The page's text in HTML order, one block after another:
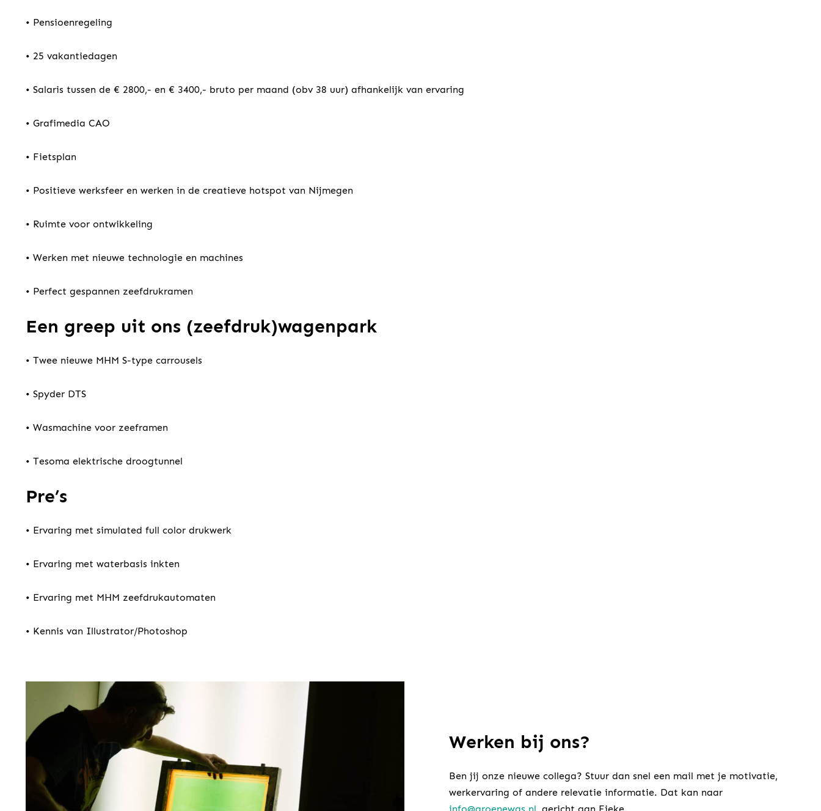
• Pensioenregeling
• 25 vakantiedagen
• Salaris tussen de € 2800,- en € 3400,- bruto per maand (obv 38 uur) afhankelijk van ervaring
• Grafimedia CAO
• Fietsplan
• Positieve werksfeer en werken in de creatieve hotspot van Nijmegen
• Ruimte voor ontwikkeling
• Werken met nieuwe technologie en machines
• Perfect gespannen zeefdrukramen
Een greep uit ons (zeefdruk)wagenpark
• Twee nieuwe MHM S-type carrousels
• Spyder DTS
• Wasmachine voor zeeframen
• Tesoma elektrische droogtunnel
Pre’s
• Ervaring met simulated full color drukwerk
• Ervaring met waterbasis inkten
• Ervaring met MHM zeefdrukautomaten
• Kennis van Illustrator/Photoshop
Werken bij ons?
Ben jij onze nieuwe collega? Stuur dan snel een mail met je motivatie,
werkervaring of andere relevatie informatie. Dat kan naar